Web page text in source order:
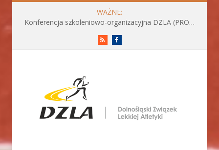
WAŻNE:
Konferencja szkoleniowo-organizacyjna DZLA (PROGRAM już do pobrania)
RSS